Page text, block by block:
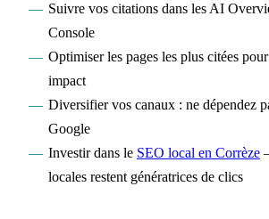
Suivre vos citations dans les AI
Console
Optimiser les pages les plus citées
impact
Diversifier vos canaux : ne dépendez
Google
Investir dans le SEO local en Corrèze
locales restent génératrices de clics